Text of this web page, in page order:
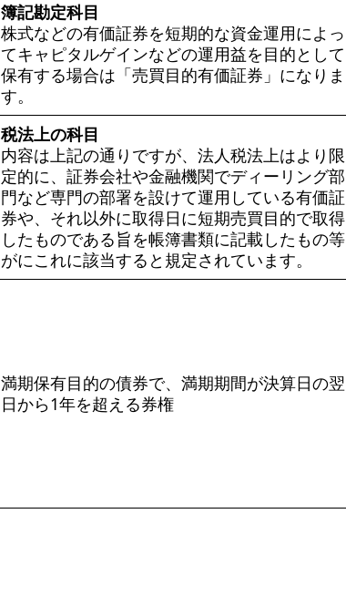
簿記勘定科目
株式などの有価証券を短期的な資金運用によっ
てキャピタルゲインなどの運用益を目的として
保有する場合は「売買目的有価証券」になりま
す。
税法上の科目
内容は上記の通りですが、法人税法上はより限
定的に、証券会社や金融機関でディーリング部
門など専門の部署を設けて運用している有価証
券や、それ以外に取得日に短期売買目的で取得
したものである旨を帳簿書類に記載したもの等
がにこれに該当すると規定されています。
満期保有目的の債券で、満期期間が決算日の翌
日から1年を超える券権